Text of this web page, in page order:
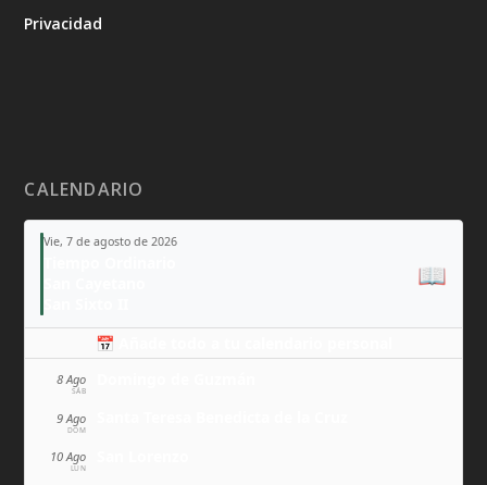
Privacidad
CALENDARIO
Vie, 7 de agosto de 2026
📖
📅 Añade todo a tu calendario personal
8 Ago
SÁB
9 Ago
DOM
10 Ago
LUN